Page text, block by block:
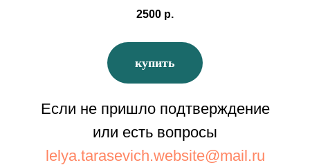
2500 р.
купить
Если не пришло подтверждение
или есть вопросы
lelya.tarasevich.website@mail.ru